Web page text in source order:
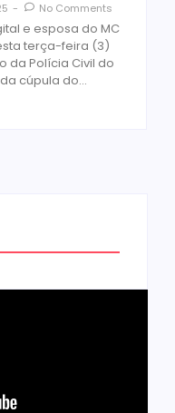
- No Comments
e esposa do MC
terça-feira (3)
da Polícia Civil do
cúpula do...